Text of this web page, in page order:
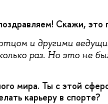
Скажи, это
и другими
раз. Но это не
мира. Ты с этой
карьеру в спорте?